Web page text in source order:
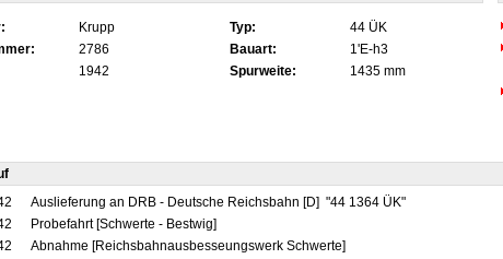
Krupp Typ: 44 ÜK
2786 Bauart: 1'E-h3
1942 Spurweite:
1435 mm
Auslieferung an DRB - Deutsche Reichsbahn [D] "44 1364 ÜK"
Probefahrt [Schwerte - Bestwig]
Abnahme [Reichsbahnausbesseungswerk Schwerte]